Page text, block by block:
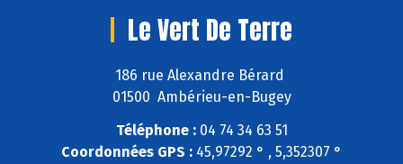
Le Vert De Terre
186 rue Alexandre Bérard
01500 Ambérieu-en-Bugey
Téléphone :04 74 34 63 51
Coordonnées GPS : 45,97292 ° , 5,352307 °